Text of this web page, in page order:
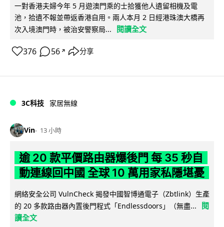
一對香港夫婦今年 5 月遊澳門乘的士拾獲他人遺留相機及電
池，拾遺不報並帶返香港自用。兩人本月 2 日經港珠澳大橋再
次入境澳門時，被治安警察局...
閱讀全文
376 56 ↗ 分享
3C科技 家居無線
Vin 13 小時
逾 20 款平價路由器爆後門 每 35 秒自
動連線回中國 全球 10 萬用家私隱堪憂
網絡安全公司 VulnCheck 揭發中國智博通電子（Zbtlink）生產
的 20 多款路由器內置後門程式「Endlessdoors」（無盡...
閱
讀全文